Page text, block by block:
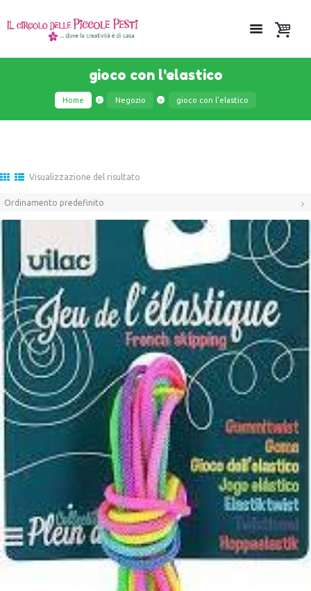
gioco con l'elastico
Home Negozio gioco con l'elastico
Visualizzazione del risultato